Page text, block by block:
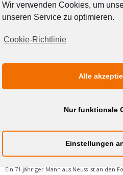
SPORTBUND RHEIN-
DIGITALE SPORTKURSE
FAMILIE AN
Herausforderungen. Zusätzlich werden
AKTUELL 761 MIT DEM
INFIZIERTE IM RHEIN-
19. JANUAR 2021
Ein 71-jähriger Mann aus Neuss ist an den
Wir verwenden Cookies, um
unseren Service zu optimieren.
Cookie-Richtlinie
Alle
Nur funktionale
Einstellungen